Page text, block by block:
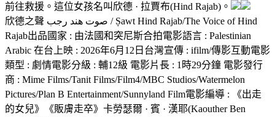
前往救援。這位女孩名叫欣德 · 拉賈布(Hind Rajab)。
欣德之聲 صوت هند رجب / Ṣawt Hind Rajab/The Voice of Hind
Rajab出品國家 : 由法國和突尼斯合拍電影語言 : Palestinian
Arabic 在台上映 : 2026年6月12日台灣宣傳 : ifilm/傳影互動電影
類型 : 劇情電影分級 : 輔12級 電影片長 : 1時29分鐘 電影發行
商 : Mime Films/Tanit Films/Film4/MBC Studios/Watermelon
Pictures/Plan B Entertainment/Sunnyland Film電影編導 : 《出走
的女兒》《販膚走卒》卡勞瑟爾 · 賓 · 漢耶(Kaouther Ben